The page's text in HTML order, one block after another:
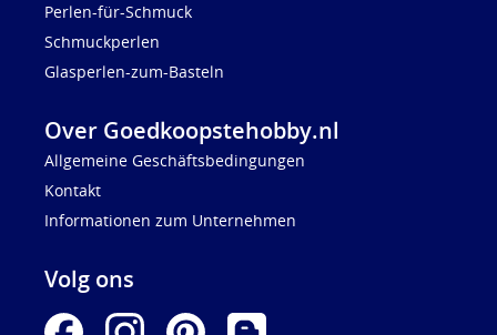
Perlen-für-Schmuck
Schmuckperlen
Glasperlen-zum-Basteln
Over Goedkoopstehobby.nl
Allgemeine Geschäftsbedingungen
Kontakt
Informationen zum Unternehmen
Volg ons